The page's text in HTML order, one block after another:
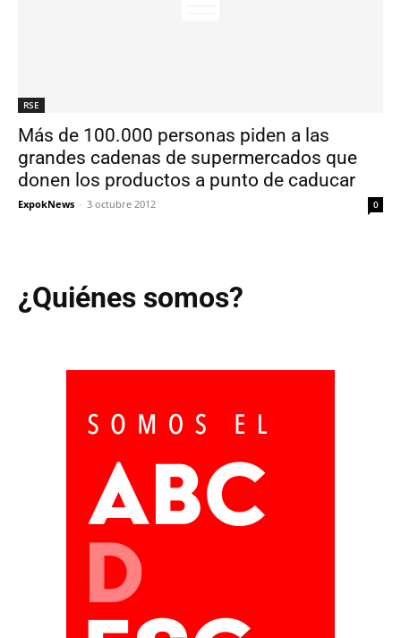
RSE
Más de 100.000 personas piden a las
grandes cadenas de supermercados que
donen los productos a punto de caducar
ExpokNews - 3 octubre 2012 0
¿Quiénes somos?